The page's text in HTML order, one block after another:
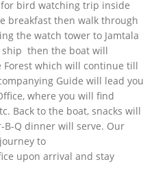
bird watching trip inside
breakfast then walk through
the watch tower to Jamtala
ship then the boat will
which will continue till
Guide will lead you
where you will find
Back to the boat, snacks will
B-Q dinner will serve. Our
to
upon arrival and stay